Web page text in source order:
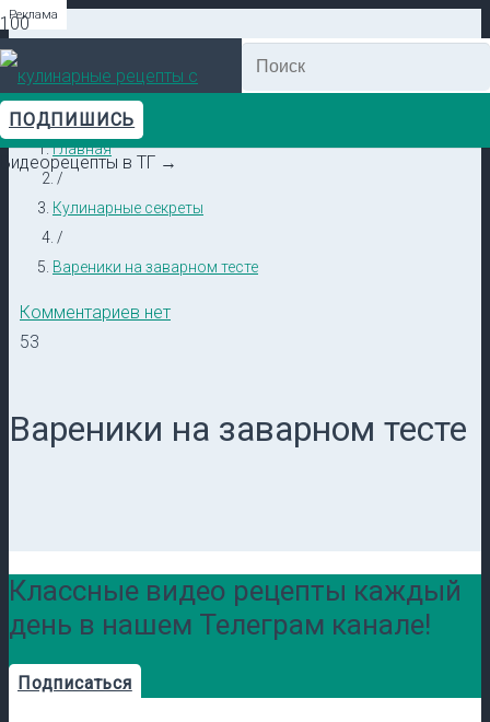
ПОДПИШИСЬ
Видеорецепты в ТГ →
Главная
/
Кулинарные секреты
/
Вареники на заварном тесте
Комментариев нет
53
Вареники на заварном тесте
Классные видео рецепты каждый
день в нашем Телеграм канале!
Подписаться
Реклама
Реклама
Реклама
Реклама
Реклама
Реклама